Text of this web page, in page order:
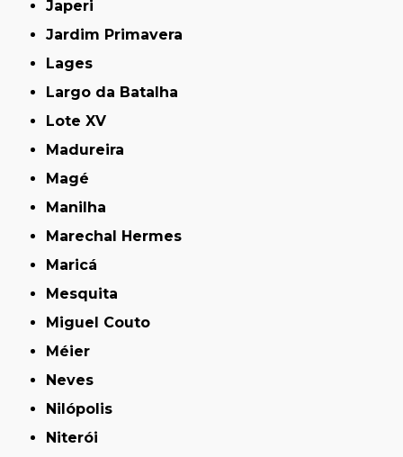
Japeri
Jardim Primavera
Lages
Largo da Batalha
Lote XV
Madureira
Magé
Manilha
Marechal Hermes
Maricá
Mesquita
Miguel Couto
Méier
Neves
Nilópolis
Niterói